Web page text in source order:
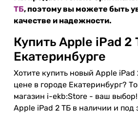
ТБ, поэтому вы можете быть
качестве и надежности.
Купить Apple iPad 2
Екатеринбурге
Хотите купить новый Apple iPad
цене в городе Екатеринбург?
магазин i-ekb:Store - ваш
Apple iPad 2 ТБ в наличии и под